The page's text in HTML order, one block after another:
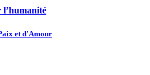
et d'Amour